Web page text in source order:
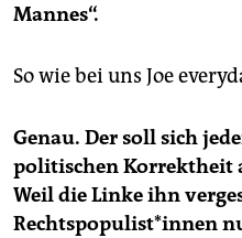
Mannes“.
So wie bei uns Joe
Genau. Der soll sich
politischen Korrektheit
Weil die Linke ihn
Rechtspopulist*innen